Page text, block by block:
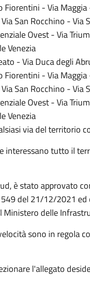
- Via
San Rocchino - Via
Ovest - Via
Venezia
- Via Duca degli
- Via
San Rocchino - Via
Ovest - Via
Venezia
via del territorio
interessano tutto il
è stato approvato
del 21/12/2021 ed
delle
sono in regola
l'allegato